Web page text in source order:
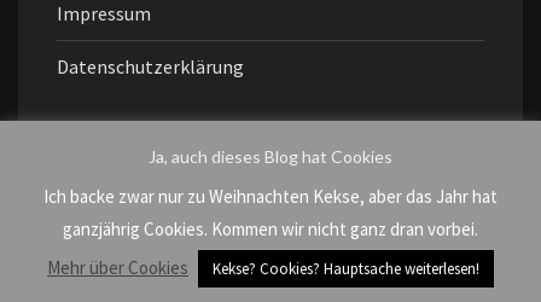
Impressum
Datenschutzerklärung
Bestätigung
Ja, auch dieses Blog hat Cookies
Ich backe zwar nur zu Weihnachten Kekse, aber das Jahr hat
ganzjährig Cookies. Kommen wir nicht ganz dran vorbei.
Mehr über Cookies
Kekse? Cookies? Hauptsache weiterlesen!